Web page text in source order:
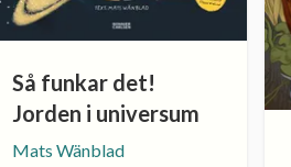
Så funkar det!
Jorden i universum
Mats Wänblad